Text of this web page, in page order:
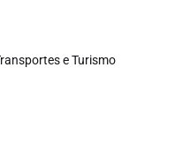
e Turismo